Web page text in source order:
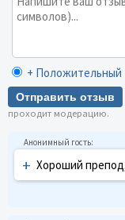
+ Положительный
Отправить отзыв
проходит модерацию.
+ Хороший